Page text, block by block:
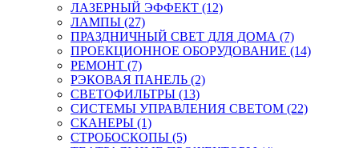
ЛАЗЕРНЫЙ ЭФФЕКТ (12)
ЛАМПЫ (27)
ПРАЗДНИЧНЫЙ СВЕТ ДЛЯ ДОМА (7)
ПРОЕКЦИОННОЕ ОБОРУДОВАНИЕ (14)
РЕМОНТ (7)
РЭКОВАЯ ПАНЕЛЬ (2)
СВЕТОФИЛЬТРЫ (13)
СИСТЕМЫ УПРАВЛЕНИЯ СВЕТОМ (22)
СКАНЕРЫ (1)
СТРОБОСКОПЫ (5)